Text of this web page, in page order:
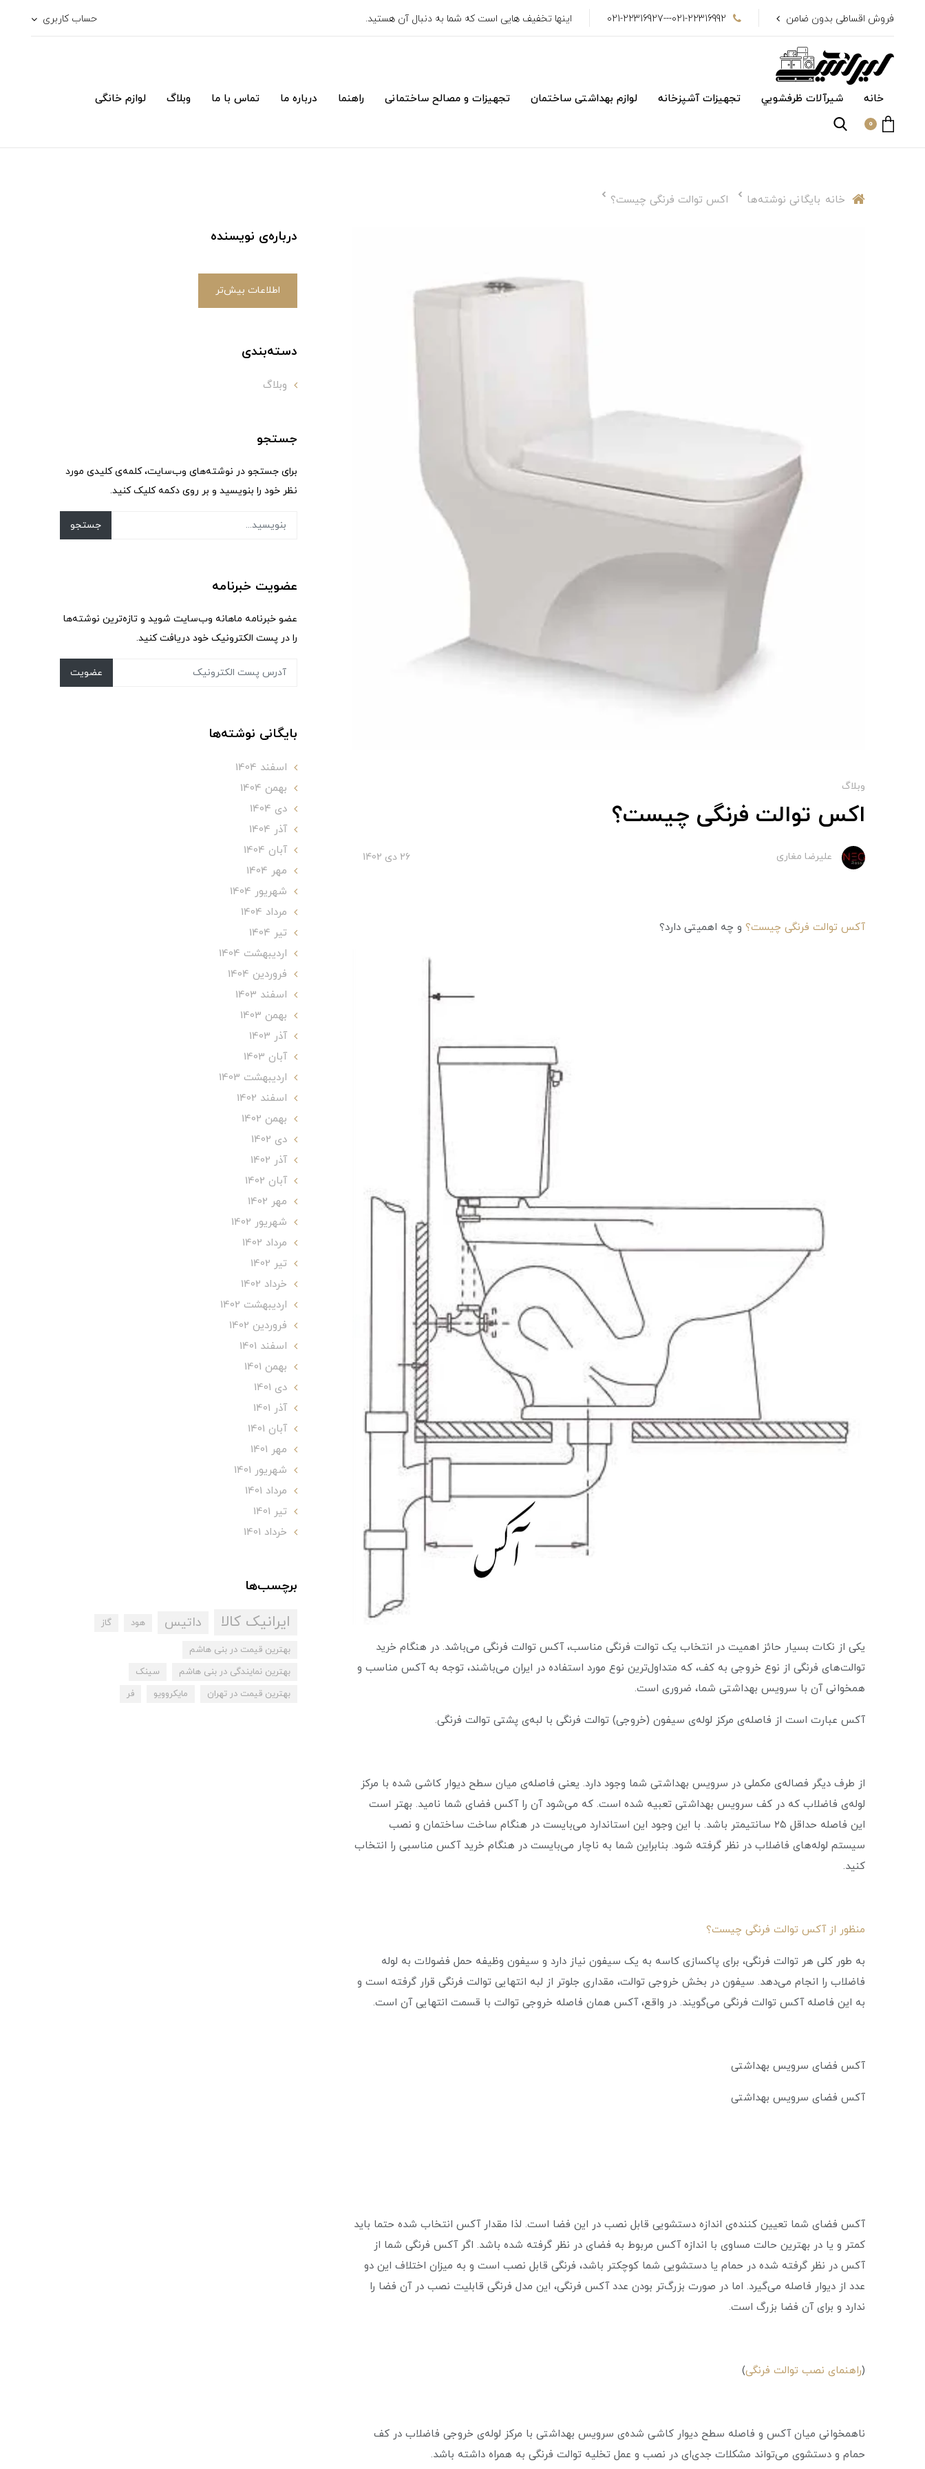
فروش اقساطی بدون ضامن 021-22316992---021-22316927 اینها تخفیف هایی است که شما به دنبال آن هستید. حساب کاربری
خانه شیرآلات ظرفشويي تجهیزات آشپزخانه لوازم بهداشتی ساختمان تجهیزات و مصالح ساختمانی راهنما درباره ما تماس با ما وبلاگ لوازم خانگی
0
خانه بایگانی نوشته‌ها اکس توالت فرنگی چیست؟
وبلاگ
اکس توالت فرنگی چیست؟
علیرضا مغاری 26 دی 1402
آکس توالت فرنگی چیست؟ و چه اهمیتی دارد؟
یکی از نکات بسیار حائز اهمیت در انتخاب یک توالت فرنگی مناسب، آکس توالت فرنگی می‌باشد. در هنگام خرید
توالت‌های فرنگی از نوع خروجی به کف، که متداول‌ترین نوع مورد استفاده در ایران می‌باشند، توجه به آکس مناسب و
همخوانی آن با سرویس بهداشتی شما، ضروری است.
آکس عبارت است از فاصله‌ی مرکز لوله‌ی سیفون (خروجی) توالت فرنگی با لبه‌ی پشتی توالت فرنگی.
از طرف دیگر فصاله‌ی مکملی در سرویس بهداشتی شما وجود دارد. یعنی فاصله‌ی میان سطح دیوار کاشی شده با مرکز
لوله‌ی فاضلاب که در کف سرویس بهداشتی تعبیه شده است. که می‌شود آن را آکس فضای شما نامید. بهتر است
این فاصله حداقل ۲۵ سانتیمتر باشد. با این وجود این استاندارد می‌بایست در هنگام ساخت ساختمان و نصب
سیستم لوله‌های فاضلاب در نظر گرفته شود. بنابراین شما به ناچار می‌بایست در هنگام خرید آکس مناسبی را انتخاب
کنید.
منظور از آکس توالت فرنگی چیست؟
به طور کلی هر توالت فرنگی، برای پاکسازی کاسه به یک سیفون نیاز دارد و سیفون وظیفه حمل فضولات به لوله
فاضلاب را انجام می‌دهد. سیفون در بخش خروجی توالت، مقداری جلوتر از لبه انتهایی توالت فرنگی قرار گرفته است و
به این فاصله آکس توالت فرنگی می‌گویند. در واقع، آکس همان فاصله خروجی توالت با قسمت انتهایی آن است.
آکس فضای سرویس بهداشتی
آکس فضای سرویس بهداشتی
آکس فضای شما تعیین کننده‌ی اندازه دستشویی قابل نصب در این فضا است. لذا مقدار آکس انتخاب شده حتما باید
کمتر و یا در بهترین حالت مساوی با اندازه آکس مربوط به فضای در نظر گرفته شده باشد. اگر آکس فرنگی شما از
آکس در نظر گرفته شده در حمام یا دستشویی شما کوچکتر باشد، فرنگی قابل نصب است و به میزان اختلاف این دو
عدد از دیوار فاصله می‌گیرد. اما در صورت بزرگ‌تر بودن عدد آکس فرنگی، این مدل فرنگی قابلیت نصب در آن فضا را
ندارد و برای آن فضا بزرگ است.
(راهنمای نصب توالت فرنگی)
ناهمخوانی میان آکس و فاصله سطح دیوار کاشی شده‌ی سرویس بهداشتی با مرکز لوله‌ی خروجی فاضلاب در کف
حمام و دستشوی می‌تواند مشکلات جدی‌ای در نصب و عمل تخلیه توالت فرنگی به همراه داشته باشد.
درباره‌ی نویسنده
اطلاعات بیش‌تر
دسته‌بندی
وبلاگ
جستجو
برای جستجو در نوشته‌های وب‌سایت، کلمه‌ی کلیدی مورد
نظر خود را بنویسید و بر روی دکمه کلیک کنید.
جستجو
عضویت خبرنامه
عضو خبرنامه ماهانه وب‌سایت شوید و تازه‌ترین نوشته‌ها
را در پست الکترونیک خود دریافت کنید.
عضویت
بایگانی نوشته‌ها
اسفند 1404
بهمن 1404
دی 1404
آذر 1404
آبان 1404
مهر 1404
شهریور 1404
مرداد 1404
تير 1404
ارديبهشت 1404
فروردین 1404
اسفند 1403
بهمن 1403
آذر 1403
آبان 1403
ارديبهشت 1403
اسفند 1402
بهمن 1402
دی 1402
آذر 1402
آبان 1402
مهر 1402
شهریور 1402
مرداد 1402
تير 1402
خرداد 1402
ارديبهشت 1402
فروردین 1402
اسفند 1401
بهمن 1401
دی 1401
آذر 1401
آبان 1401
مهر 1401
شهریور 1401
مرداد 1401
تير 1401
خرداد 1401
برچسب‌ها
ایرانیک کالا داتیس هود گاز
بهترین قیمت در بنی هاشم
بهترین نمایندگی در بنی هاشم
سینک
بهترین قیمت در تهران
مایکروویو فر